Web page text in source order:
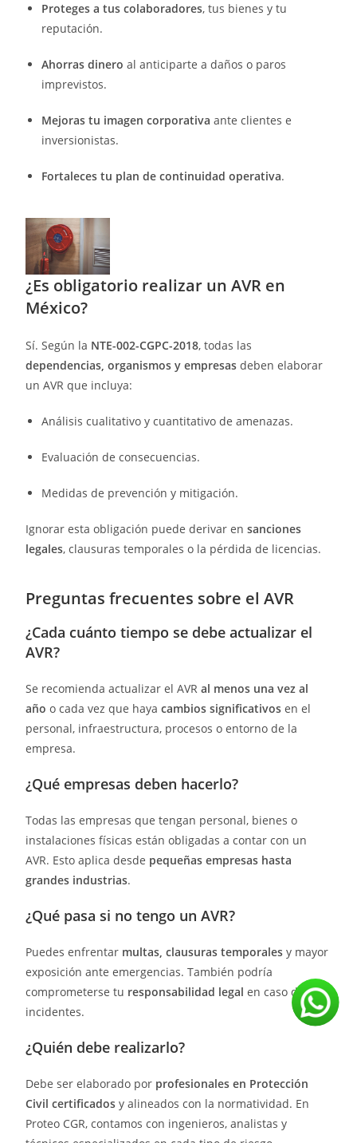
Proteges a tus colaboradores, tus bienes y tu
reputación.
Ahorras dinero al anticiparte a daños o paros
imprevistos.
Mejoras tu imagen corporativa ante clientes e
inversionistas.
Fortaleces tu plan de continuidad operativa.
¿Es obligatorio realizar un AVR en
México?
Sí. Según la NTE-002-CGPC-2018, todas las
dependencias, organismos y empresas deben elaborar
un AVR que incluya:
Análisis cualitativo y cuantitativo de amenazas.
Evaluación de consecuencias.
Medidas de prevención y mitigación.
Ignorar esta obligación puede derivar ensanciones
legales, clausuras temporales o la pérdida de licencias.
Preguntas frecuentes sobre el AVR
¿Cada cuánto tiempo se debe actualizar el
AVR?
Se recomienda actualizar el AVRal menos una vez al
año o cada vez que hayacambios significativos en el
personal, infraestructura, procesos o entorno de la
empresa.
¿Qué empresas deben hacerlo?
Todas las empresas que tengan personal, bienes o
instalaciones físicas están obligadas a contar con un
AVR. Esto aplica desde pequeñas empresas hasta
grandes industrias.
¿Qué pasa si no tengo un AVR?
Puedes enfrentar multas, clausuras temporales y mayor
exposición ante emergencias. También podría
comprometerse tu responsabilidad legal en caso de
incidentes.
¿Quién debe realizarlo?
Debe ser elaborado por profesionales en Protección
Civil certificados y alineados con la normatividad. En
Proteo CGR, contamos con ingenieros, analistas y